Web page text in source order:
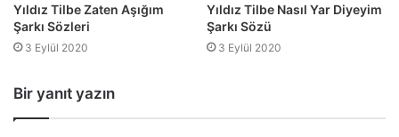
Yıldız Tilbe Zaten Aşığım
Şarkı Sözleri
3 Eylül 2020
Yıldız Tilbe Nasıl Yar Diyeyim
Şarkı Sözü
3 Eylül 2020
Bir yanıt yazın